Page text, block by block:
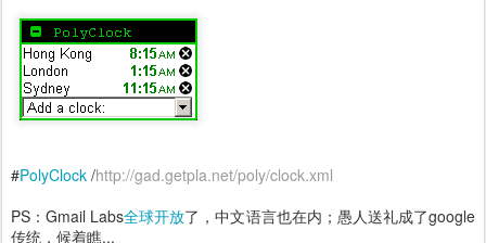
#PolyClock /http://gad.getpla.net/poly/clock.xml
PS：Gmail Labs全球开放了，中文语言也在内；愚人送礼成了google
传统，候着瞧...